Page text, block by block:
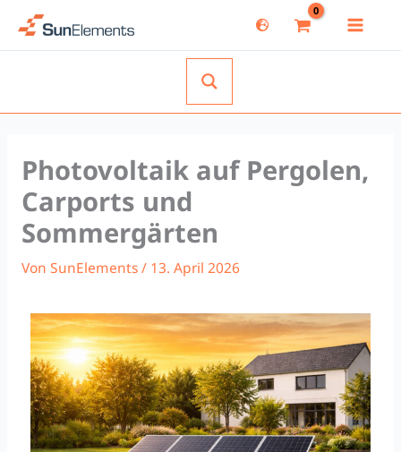
Inhalt
Photovoltaik auf Pergolen,
Carports und
Sommergärten
Von SunElements/ 13. April 2026